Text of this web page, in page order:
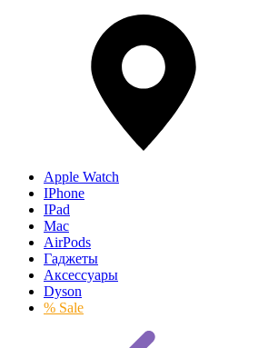
Apple Watch
IPhone
IPad
Mac
AirPods
Гаджеты
Аксессуары
Dyson
% Sale